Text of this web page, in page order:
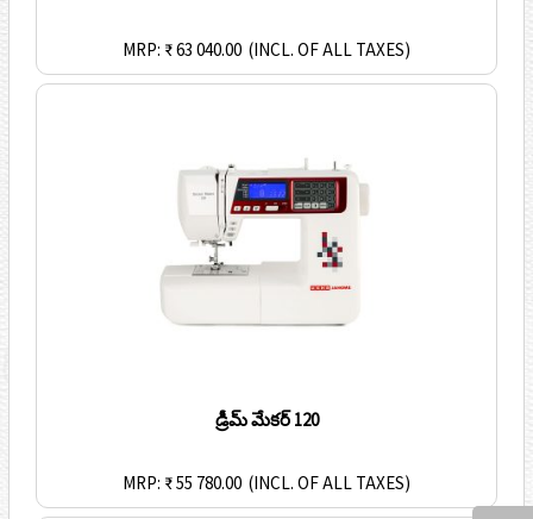
MRP: ₹ 63 040.00 (INCL. OF ALL TAXES)
డ్రీమ్ మేకర్ 120
MRP: ₹ 55 780.00 (INCL. OF ALL TAXES)